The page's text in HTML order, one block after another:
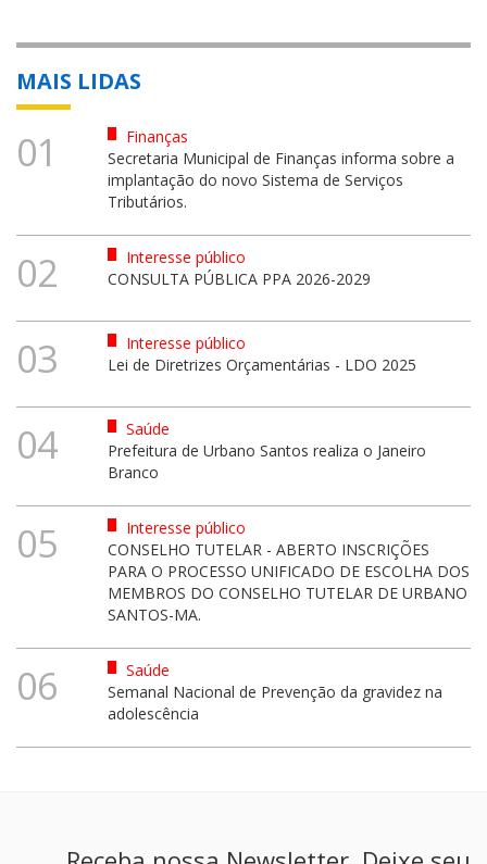
MAIS LIDAS
01
Finanças
Secretaria Municipal de Finanças informa sobre a
implantação do novo Sistema de Serviços
Tributários.
02
Interesse público
CONSULTA PÚBLICA PPA 2026-2029
03
Interesse público
Lei de Diretrizes Orçamentárias - LDO 2025
04
Saúde
Prefeitura de Urbano Santos realiza o Janeiro
Branco
05
Interesse público
CONSELHO TUTELAR - ABERTO INSCRIÇÕES
PARA O PROCESSO UNIFICADO DE ESCOLHA DOS
MEMBROS DO CONSELHO TUTELAR DE URBANO
SANTOS-MA.
06
Saúde
Semanal Nacional de Prevenção da gravidez na
adolescência